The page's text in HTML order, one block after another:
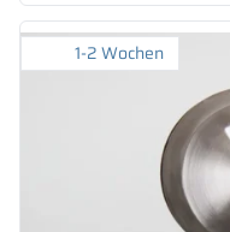
1-2 Wochen